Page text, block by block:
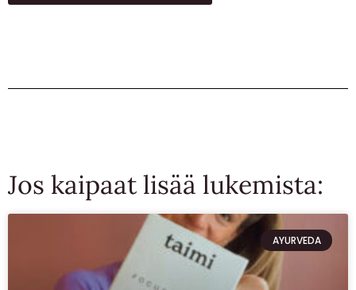
Jos kaipaat lisää lukemista:
AYURVEDA